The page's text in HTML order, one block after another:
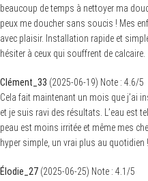
beaucoup de temps à nettoyer ma
peux me doucher sans soucis ! Mes
avec plaisir. Installation rapide et
hésiter à ceux qui souffrent de calcaire.
Clément_33 (2025-06-19) Note : 4.6/5
Cela fait maintenant un mois que j’ai
et je suis ravi des résultats. L’eau est
peau est moins irritée et même mes
hyper simple, un vrai plus au quotidien !
Élodie_27 (2025-06-25) Note : 4.1 /5